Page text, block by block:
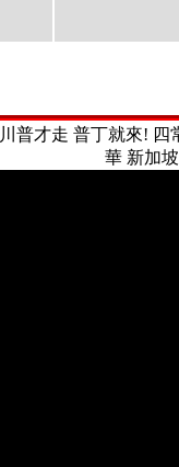
川普才走 普丁就來! 四
華 新加